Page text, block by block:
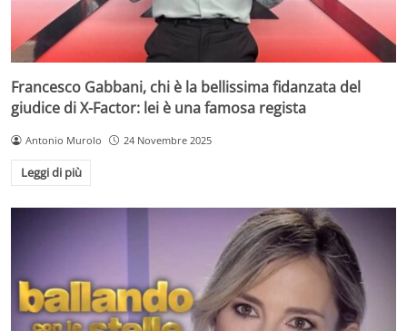
Francesco Gabbani, chi è la bellissima fidanzata del
giudice di X-Factor: lei è una famosa regista
Antonio Murolo 24 Novembre 2025
Leggi di più